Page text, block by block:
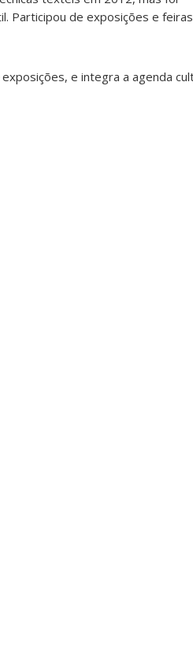
Participou de exposições e feiras
e integra a agenda